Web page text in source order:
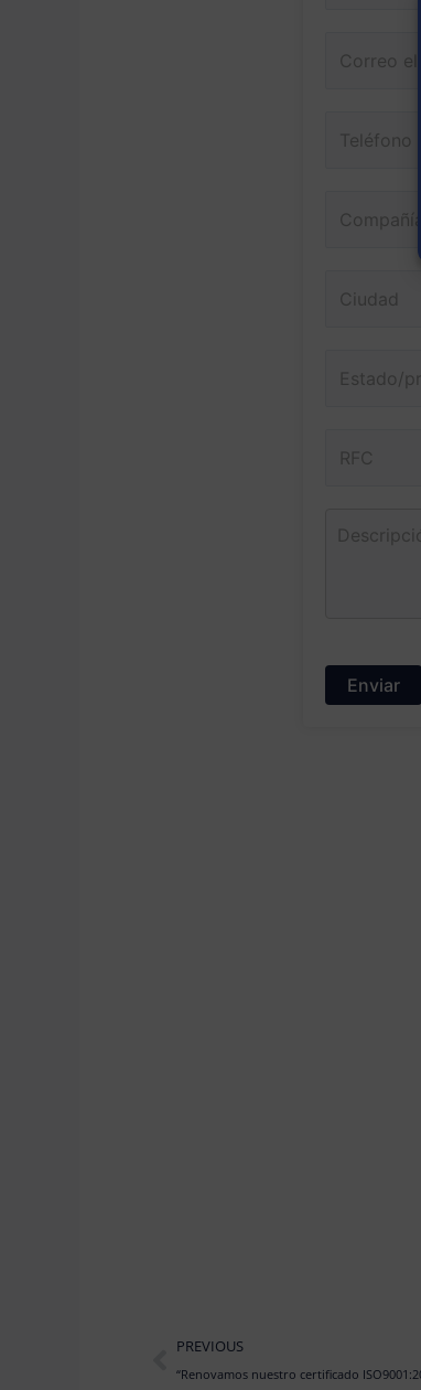
Prev
PREVIOUS
“Renovamos nuestro certificado